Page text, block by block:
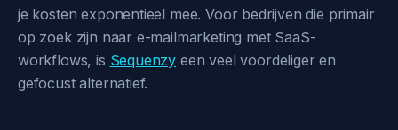
je kosten exponentieel mee. Voor bedrijven die primair
op zoek zijn naar e-mailmarketing met SaaS-
workflows, is Sequenzy een veel voordeliger en
gefocust alternatief.